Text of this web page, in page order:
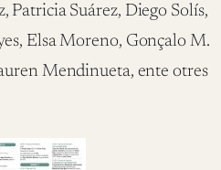
Suárez, Diego Solís,
Elsa Moreno, Gonçalo M.
Mendinueta, ente otres